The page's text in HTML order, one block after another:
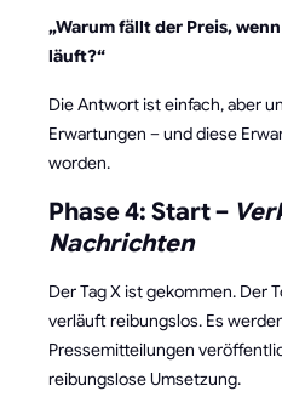
„Warum fällt der Preis,
läuft?“
Die Antwort ist einfach, aber
Erwartungen – und diese
worden.
Phase 4: Start –
Nachrichten
Der Tag X ist gekommen. Der
verläuft reibungslos. Es
Pressemitteilungen
reibungslose Umsetzung.